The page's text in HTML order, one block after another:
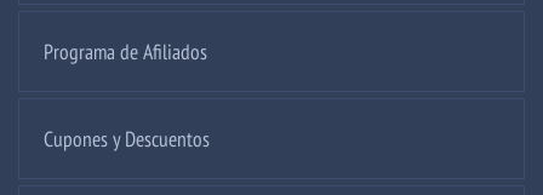
Programa de Afiliados
Cupones y Descuentos